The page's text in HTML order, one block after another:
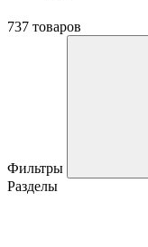
737 товаров
Фильтры
Разделы